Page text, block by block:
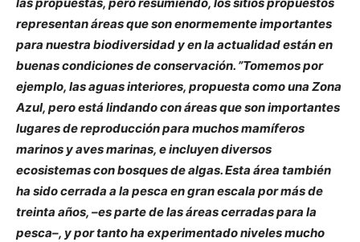
representan áreas que son enormemente importantes
para nuestra biodiversidad y en la actualidad están en
buenas condiciones de conservación. ”Tomemos por
ejemplo, las aguas interiores, propuesta como una Zona
Azul, pero está lindando con áreas que son importantes
lugares de reproducción para muchos mamíferos
marinos y aves marinas, e incluyen diversos
ecosistemas con bosques de algas. Esta área también
ha sido cerrada a la pesca en gran escala por más de
treinta años, –es parte de las áreas cerradas para la
pesca–, y por tanto ha experimentado niveles mucho